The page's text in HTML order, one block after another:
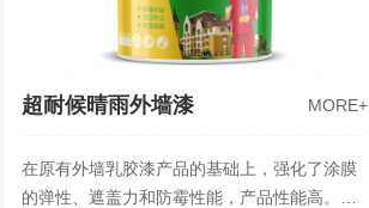
超耐候晴雨外墙漆 MORE+
在原有外墙乳胶漆产品的基础上，强化了涂膜
的弹性、遮盖力和防霉性能，产品性能高。有